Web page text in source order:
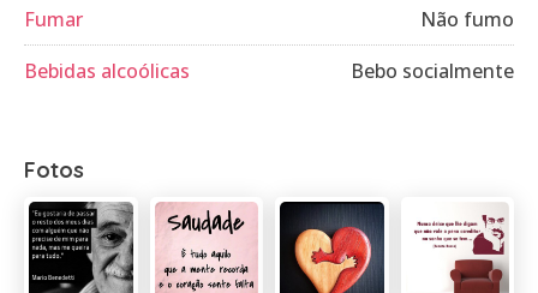
Fumar
Não fumo
Bebidas alcoólicas
Bebo socialmente
Fotos